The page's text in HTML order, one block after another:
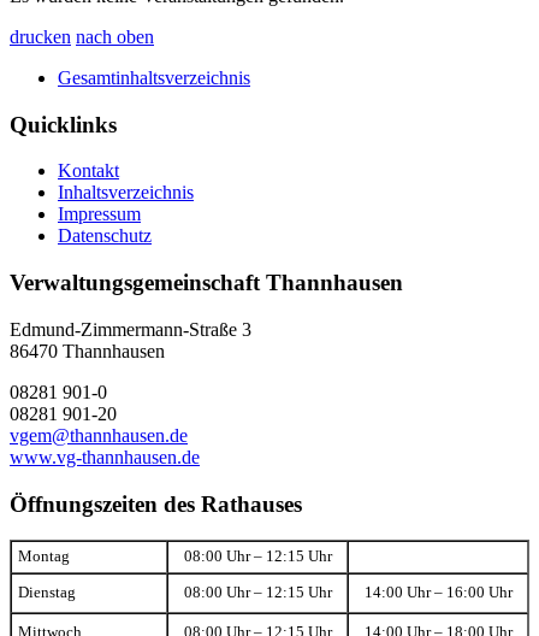
drucken nach oben
Gesamtinhaltsverzeichnis
Quicklinks
Kontakt
Inhaltsverzeichnis
Impressum
Datenschutz
Verwaltungsgemeinschaft Thannhausen
Edmund-Zimmermann-Straße 3
86470 Thannhausen
08281 901-0
08281 901-20
vgem@thannhausen.de
www.vg-thannhausen.de
Öffnungszeiten des Rathauses
Montag 08:00 Uhr – 12:15 Uhr
Dienstag 08:00 Uhr – 12:15 Uhr 14:00 Uhr – 16:00 Uhr